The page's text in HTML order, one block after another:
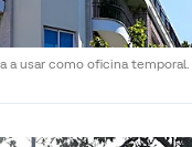
a usar como oficina temporal.